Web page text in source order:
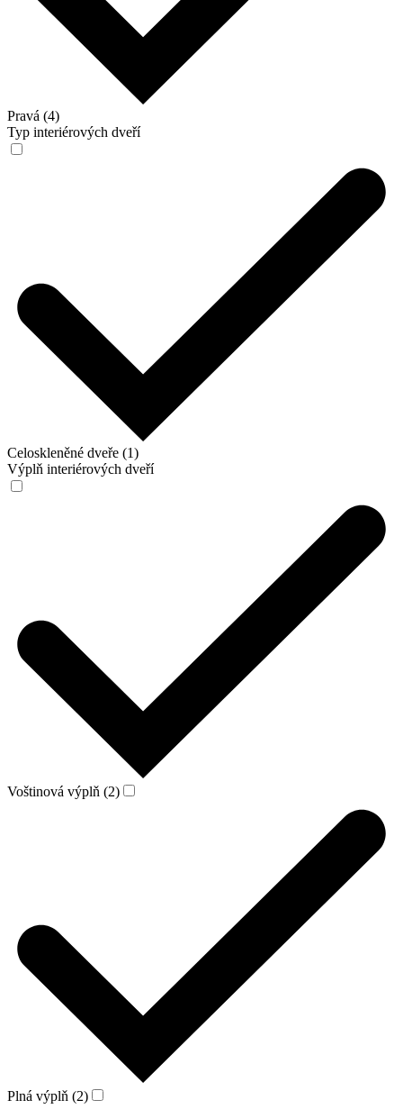
Pravá (4)
Typ interiérových dveří
Celoskleněné dveře (1)
Výplň interiérových dveří
Voštinová výplň (2)
Plná výplň (2)